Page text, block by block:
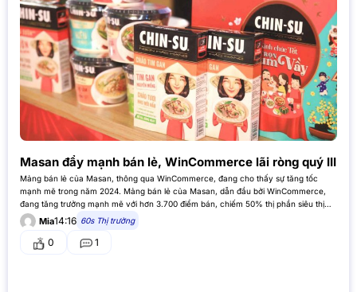
Masan đẩy mạnh bán lẻ, WinCommerce lãi ròng quý III
Mảng bán lẻ của Masan, thông qua WinCommerce, đang cho thấy sự tăng tốc
mạnh mẽ trong năm 2024. Mảng bán lẻ của Masan, dẫn đầu bởi WinCommerce,
đang tăng trưởng mạnh mẽ với hơn 3.700 điểm bán, chiếm 50% thị phần siêu thị
hiện đại. Hệ thống logistics Supra…
Mia14:16 60s Thị trường
0 1